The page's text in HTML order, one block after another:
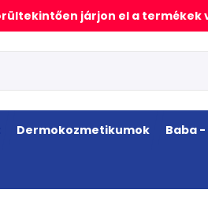
járjon el a
Dermokozmetikumok Baba